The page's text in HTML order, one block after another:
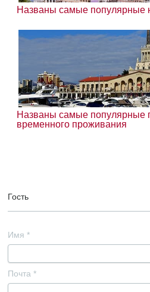
Названы самые популярные
Названы самые популярные
временного проживания
Гость
Имя *
Почта *